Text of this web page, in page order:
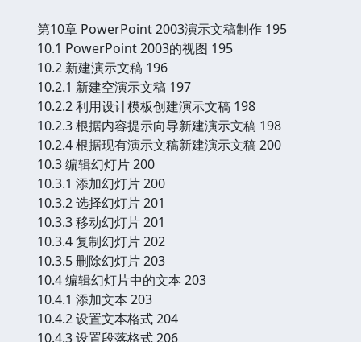
第10章 PowerPoint 2003演示文稿制作 195
10.1 PowerPoint 2003的视图 195
10.2 新建演示文稿 196
10.2.1 新建空演示文稿 197
10.2.2 利用设计模板创建演示文稿 198
10.2.3 根据内容提示向导新建演示文稿 198
10.2.4 根据现有演示文稿新建演示文稿 200
10.3 编辑幻灯片 200
10.3.1 添加幻灯片 200
10.3.2 选择幻灯片 201
10.3.3 移动幻灯片 201
10.3.4 复制幻灯片 202
10.3.5 删除幻灯片 203
10.4 编辑幻灯片中的文本 203
10.4.1 添加文本 203
10.4.2 设置文本格式 204
10.4.3 设置段落格式 206